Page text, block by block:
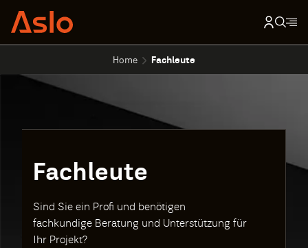
Home Fachleute
Fachleute
Sind Sie ein Profi und benötigen
fachkundige Beratung und Unterstützung für
Ihr Projekt?